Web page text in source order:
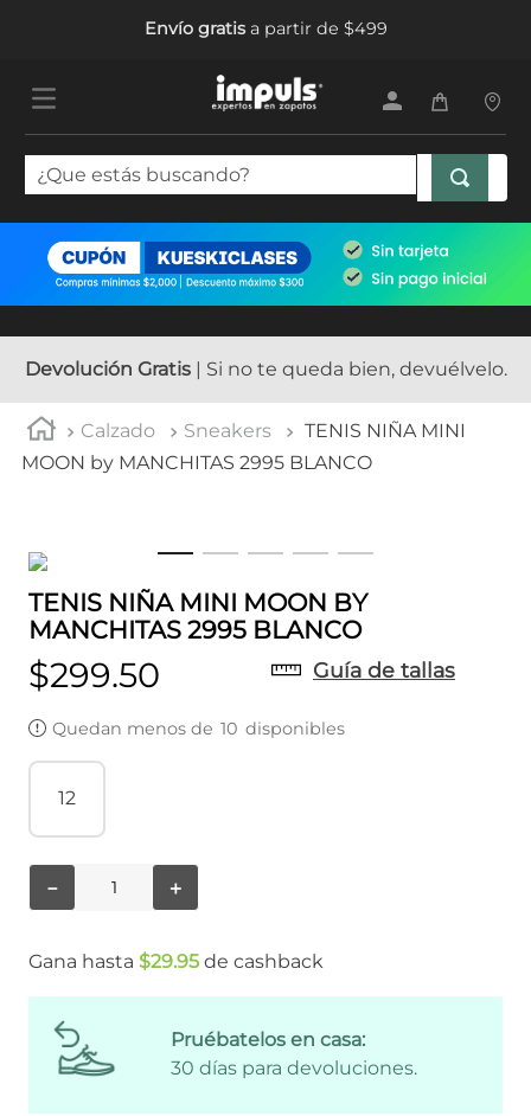
Envío gratisa partir de $499
¿Que estás buscando?
Devolución Gratis| Si no te queda bien, devuélvelo.
Calzado Sneakers
TENIS NIÑA MINI
MOON by MANCHITAS 2995 BLANCO
TENIS NIÑA MINI MOON BY
MANCHITAS 2995 BLANCO
$299.50 Guía de tallas
Quedan menos de 10 disponibles
12
＋
－
Gana hasta $29.95 de cashback
Pruébatelos en casa:
30 días para devoluciones.
TÉRMINOS MÁS BUSCADOS
.
tenis mujer
tenis hombre
5. tenis